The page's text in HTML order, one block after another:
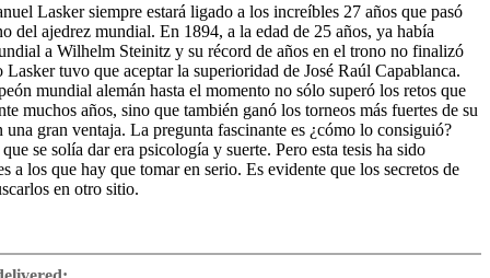
Lasker siempre estará ligado a los increíbles 27 años que pasó
del ajedrez mundial. En 1894, a la edad de 25 años, ya había
a Wilhelm Steinitz y su récord de años en el trono no finalizó
Lasker tuvo que aceptar la superioridad de José Raúl Capablanca.
mundial alemán hasta el momento no sólo superó los retos que
muchos años, sino que también ganó los torneos más fuertes de su
una gran ventaja. La pregunta fascinante es ¿cómo lo consiguió?
se solía dar era psicología y suerte. Pero esta tesis ha sido
a los que hay que tomar en serio. Es evidente que los secretos de
en otro sitio.